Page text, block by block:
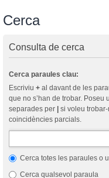
Cerca
Consulta de cerca
Cerca paraules clau:
Escriviu + al davant de les
que no s’han de trobar.
separades per | si voleu
coincidències parcials.
Cerca totes les paraules o
Cerca qualsevol paraula